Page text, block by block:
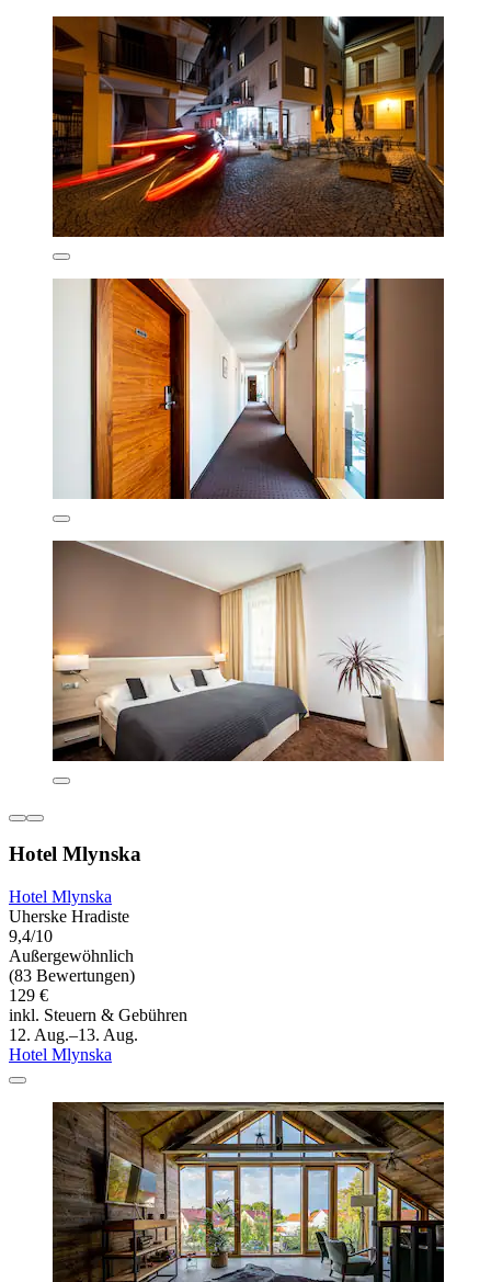
Hotel Mlynska
Hotel Mlynska
Uherske Hradiste
9,4/10
Außergewöhnlich
(83 Bewertungen)
129 €
inkl. Steuern & Gebühren
12. Aug.–13. Aug.
Hotel Mlynska